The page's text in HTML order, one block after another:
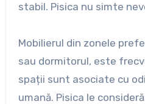
stabil. Pisica nu simte
Mobilierul din zonele
sau dormitorul, este
spații sunt asociate cu
umană. Pisica le